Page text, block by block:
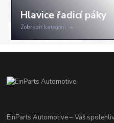
Zobrazit kategorii
EinParts Automotive – Váš